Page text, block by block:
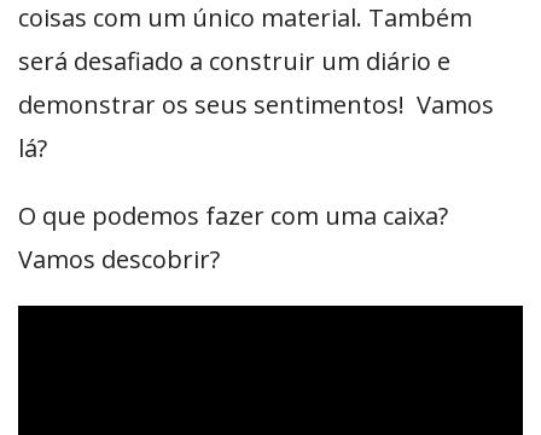
coisas com um único material. Também
será desafiado a construir um diário e
demonstrar os seus sentimentos! Vamos
lá?
O que podemos fazer com uma caixa?
Vamos descobrir?